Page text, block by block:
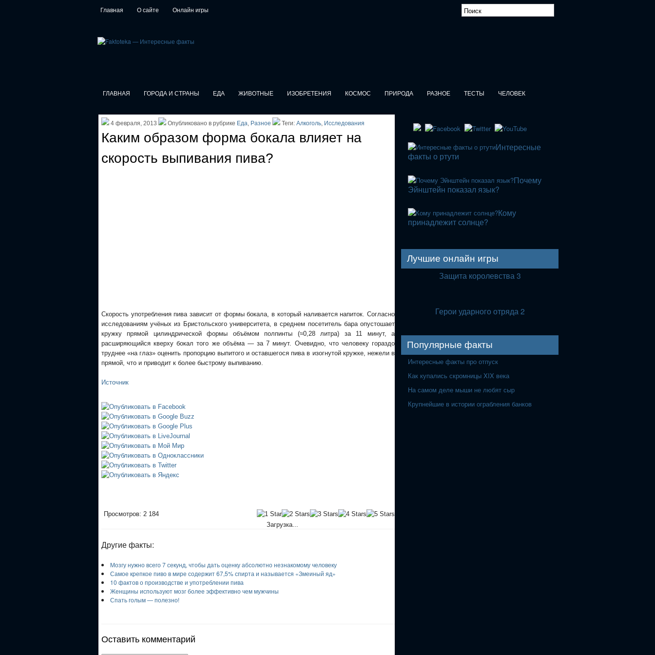
Главная О сайте Онлайн игры
ГЛАВНАЯ ГОРОДА И СТРАНЫ ЕДА ЖИВОТНЫЕ ИЗОБРЕТЕНИЯ КОСМОС ПРИРОДА РАЗНОЕ ТЕСТЫ ЧЕЛОВЕК
4 февраля, 2013 Опубликовано в рубрике Еда, Разное Теги: Алкоголь, Исследования
Каким образом форма бокала влияет на
скорость выпивания пива?
Скорость употребления пива зависит от формы бокала, в который наливается напиток. Согласно
исследованиям учёных из Бристольского университета, в среднем посетитель бара опустошает
кружку прямой цилиндрической формы объёмом полпинты (≈0,28 литра) за 11 минут, а
расширяющийся кверху бокал того же объёма — за 7 минут. Очевидно, что человеку гораздо
труднее «на глаз» оценить пропорцию выпитого и оставшегося пива в изогнутой кружке, нежели в
прямой, что и приводит к более быстрому выпиванию.
Источник
Просмотров: 2 184
Загрузка...
Другие факты:
Мозгу нужно всего 7 секунд, чтобы дать оценку абсолютно незнакомому человеку
Самое крепкое пиво в мире содержит 67,5% спирта и называется «Змеиный яд»
10 фактов о производстве и употреблении пива
Женщины используют мозг более эффективно чем мужчины
Спать голым — полезно!
Оставить комментарий
Интересные
факты о ртути
Почему
Эйнштейн показал язык?
Кому
принадлежит солнце?
Лучшие онлайн игры
Защита королевства 3
Герои ударного отряда 2
Популярные факты
Интересные факты про отпуск
Как купались скромницы XIX века
На самом деле мыши не любят сыр
Крупнейшие в истории ограбления банков